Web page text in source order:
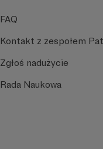
FAQ
Kontakt z zespołem
Zgłoś nadużycie
Rada Naukowa